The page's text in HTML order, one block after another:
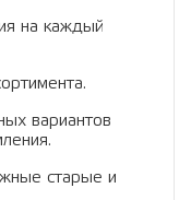
на каждый
вариантов
старые и